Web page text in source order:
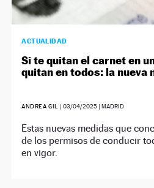
ACTUALIDAD
Si te quitan el carnet en
quitan en todos: la nueva
ANDREA GIL | 03/04/2025| MADRID
Estas nuevas medidas que
de los permisos de conducir
en vigor.